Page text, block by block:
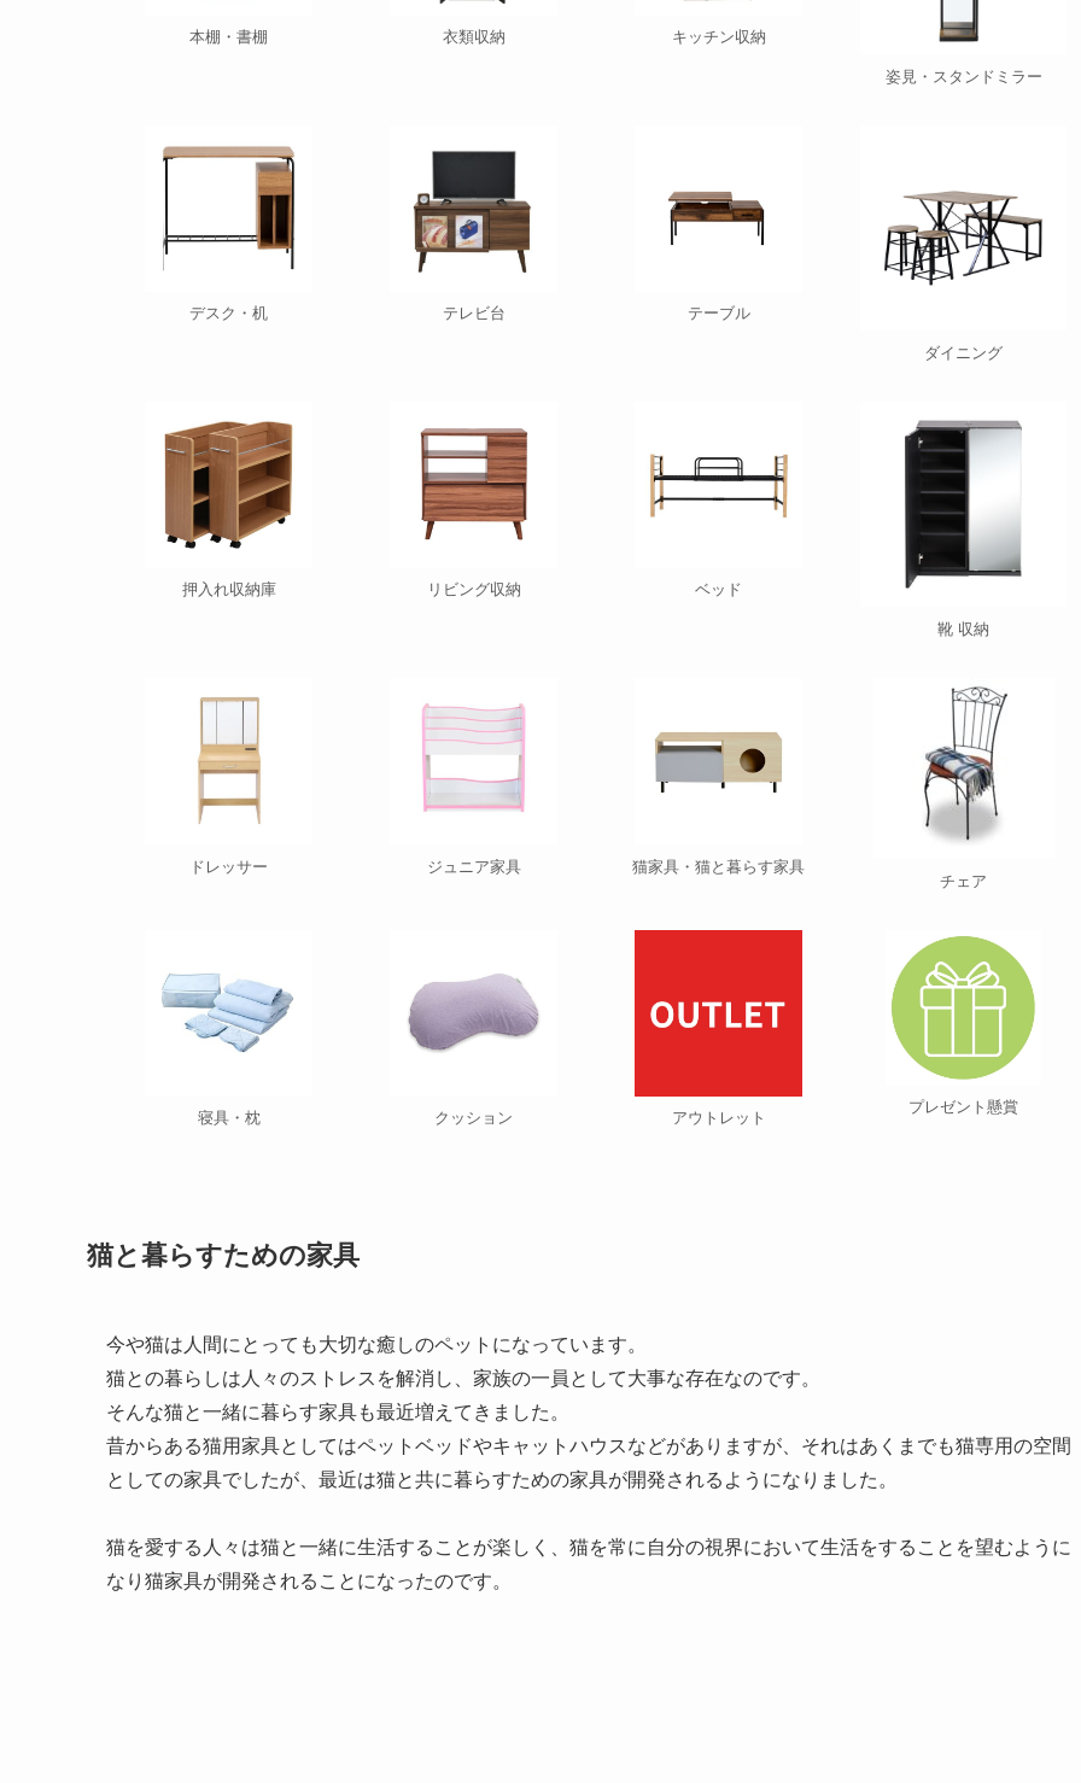
本棚・書棚 衣類収納 キッチン収納
姿見・スタンドミラー
デスク・机 テレビ台 テーブル
ダイニング
押入れ収納庫 リビング収納 ベッド
靴 収納
ドレッサー ジュニア家具 猫家具・猫と暮らす家具
チェア
寝具・枕 クッション アウトレット
プレゼント懸賞
猫と暮らすための家具
今や猫は人間にとっても大切な癒しのペットになっています。
猫との暮らしは人々のストレスを解消し、家族の一員として大事な存在なのです。
そんな猫と一緒に暮らす家具も最近増えてきました。
昔からある猫用家具としてはペットベッドやキャットハウスなどがありますが、それはあくまでも猫専用の空間
としての家具でしたが、最近は猫と共に暮らすための家具が開発されるようになりました。
猫を愛する人々は猫と一緒に生活することが楽しく、猫を常に自分の視界において生活をすることを望むように
なり猫家具が開発されることになったのです。